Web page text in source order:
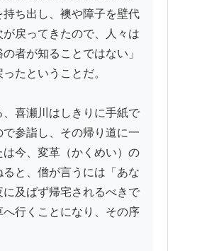
ち出し、襖や障子を壁代
戻ってきたので、人々は
者が知ることではない」
たということだ。
喜瀬川はしきりに手紙で
参詣し、その帰り道に一
今、変革（かくめい）の
と、僧が言うには「あな
及ばず帰宅されるべきで
行くことになり、その序